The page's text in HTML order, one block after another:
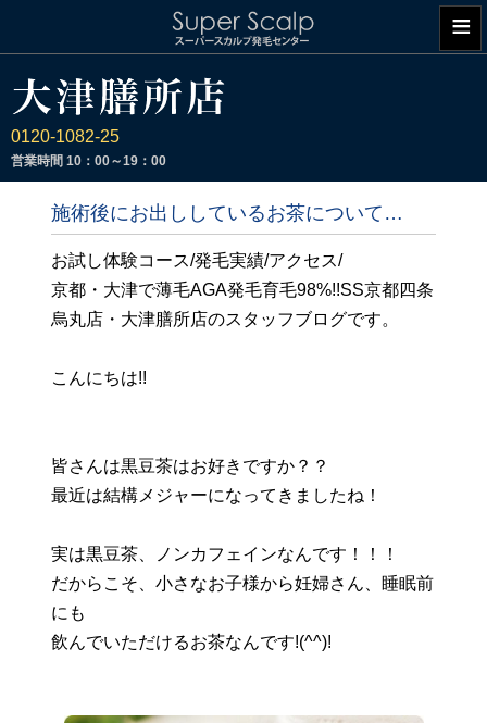
0120-1082-25
営業時間 10：00～19：00
≡
施術後にお出ししているお茶について…
お試し体験コース/発毛実績/アクセス/
京都・大津で薄毛AGA発毛育毛98%!!SS京都四条
烏丸店・大津膳所店のスタッフブログです。
こんにちは!!
皆さんは黒豆茶はお好きですか？？
最近は結構メジャーになってきましたね！
実は黒豆茶、ノンカフェインなんです！！！
だからこそ、小さなお子様から妊婦さん、睡眠前
にも
飲んでいただけるお茶なんです!(^^)!